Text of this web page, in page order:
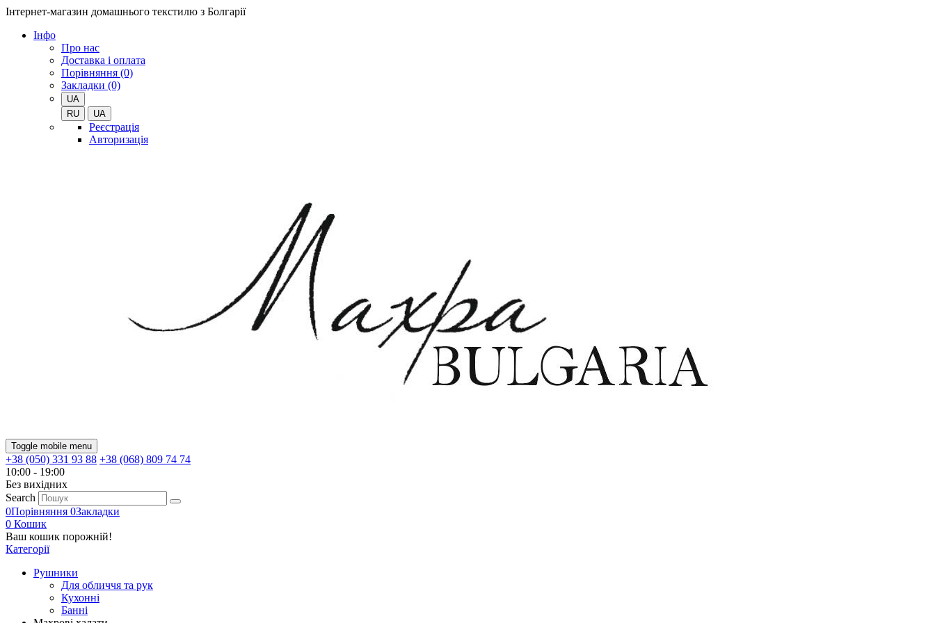
Інтернет-магазин домашнього текстилю з Болгарії
Iнфо
Про нас
Доставка і оплата
Порівняння (0)
Закладки (0)
UA
RU
UA
Реєстрація
Авторизація
Toggle mobile menu
+38 (050) 331 93 88 +38 (068) 809 74 74
10:00 - 19:00
Без вихiдних
Search
0Порівняння 0Закладки
0 Кошик
Ваш кошик порожній!
Категорії
Рушники
Для обличчя та рук
Кухонні
Банні